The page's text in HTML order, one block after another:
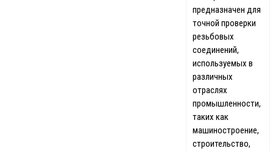
предназначен для
точной проверки
резьбовых
соединений,
используемых в
различных
отраслях
промышленности,
таких как
машиностроение,
строительство,